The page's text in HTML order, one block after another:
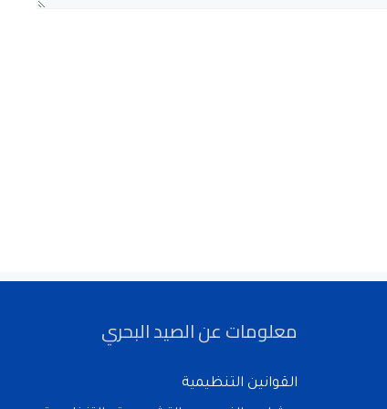
معلومات عن الصيد البحري
القوانين التنظيمية